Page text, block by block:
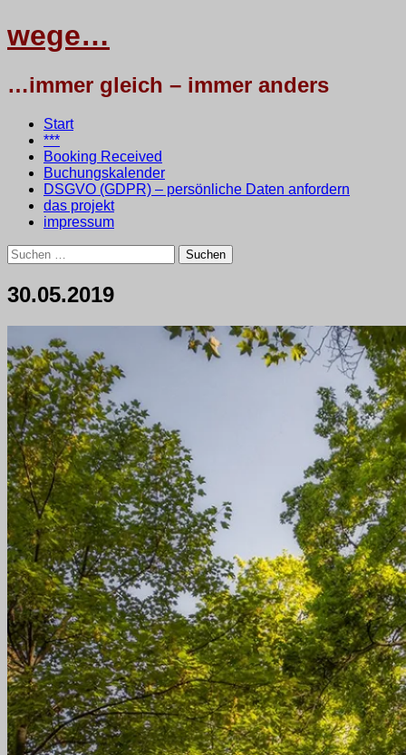
wege…
…immer gleich – immer anders
Menü
Zum
Inhalt
springen
Start
***
Booking Received
Buchungskalender
DSGVO (GDPR) – persönliche Daten anfordern
das projekt
impressum
Suchen
nach:
30.05.2019
Mai
2019